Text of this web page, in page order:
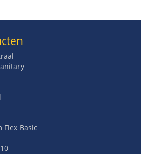
Flex Basic